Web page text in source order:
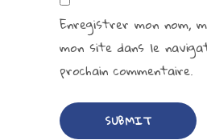
Enregistrer mon nom,
mon site dans le
prochain commentaire.